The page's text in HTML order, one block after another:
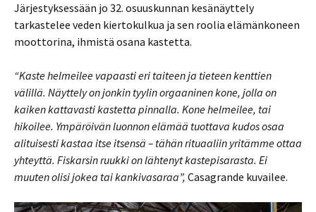
Järjestyksessään jo 32. osuuskunnan kesänäyttely
tarkastelee veden kiertokulkua ja sen roolia elämänkoneen
moottorina, ihmistä osana kastetta.
“Kaste helmeilee vapaasti eri taiteen ja tieteen kenttien
välillä. Näyttely on jonkin tyylin orgaaninen kone, jolla on
kaiken kattavasti kastetta pinnalla. Kone helmeilee, tai
hikoilee. Ympäröivän luonnon elämää tuottava kudos osaa
alituisesti kastaa itse itsensä – tähän rituaaliin yritämme ottaa
yhteyttä. Fiskarsin ruukki on lähtenyt kastepisarasta. Ei
muuten olisi jokea tai kankivasaraa”, Casagrande kuvailee.